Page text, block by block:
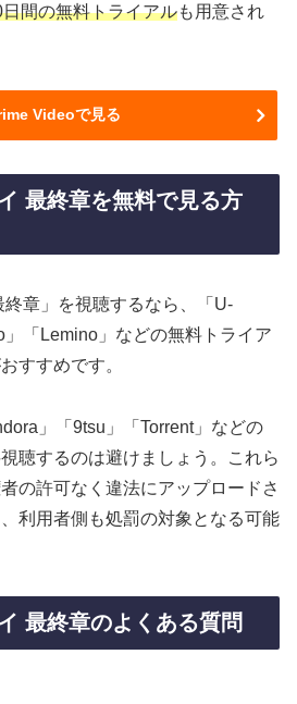
間の無料トライアルも用意され
Videoで見る
最終章を無料で見る方
終章」を視聴するなら、「U-
「Lemino」などの無料トライア
すすめです。
」「9tsu」「Torrent」などの
聴するのは避けましょう。これら
の許可なく違法にアップロードさ
利用者側も処罰の対象となる可能
最終章のよくある質問